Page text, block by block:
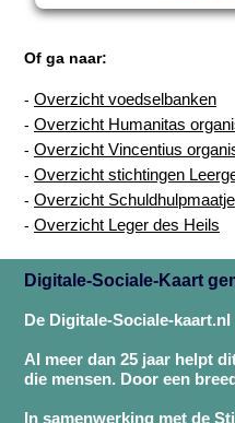
Of ga naar:
- Overzicht voedselbanken
- Overzicht Humanitas
- Overzicht Vincentius
- Overzicht stichtingen
- Overzicht Schuldhulpmaatje
- Overzicht Leger des Heils
Digitale-Sociale-Kaart
De Digitale-Sociale-
Al meer dan 25 jaar helpt
die mensen. Door een
In samenwerking met de